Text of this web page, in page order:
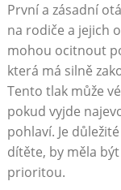
První a zásadní
na rodiče a jejich
mohou ocitnout
která má silně
Tento tlak může
pokud vyjde
pohlaví. Je
dítěte, by měla
prioritou.